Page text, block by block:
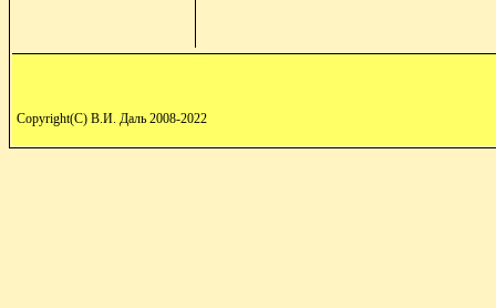
Copyright(C) В.И. Даль 2008-2022